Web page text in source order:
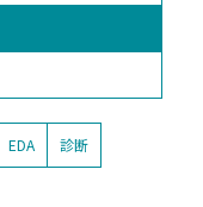
EDA 診断